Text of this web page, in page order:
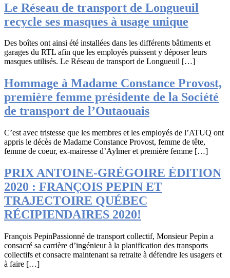
Le Réseau de transport de Longueuil
recycle ses masques à usage unique
Des boîtes ont ainsi été installées dans les différents bâtiments et
garages du RTL afin que les employés puissent y déposer leurs
masques utilisés. Le Réseau de transport de Longueuil […]
Hommage à Madame Constance Provost,
première femme présidente de la Société
de transport de l’Outaouais
C’est avec tristesse que les membres et les employés de l’ATUQ ont
appris le décès de Madame Constance Provost, femme de tête,
femme de coeur, ex-mairesse d’Aylmer et première femme […]
PRIX ANTOINE-GRÉGOIRE ÉDITION
2020 : FRANÇOIS PEPIN ET
TRAJECTOIRE QUÉBEC
RÉCIPIENDAIRES 2020!
François PepinPassionné de transport collectif, Monsieur Pepin a
consacré sa carrière d’ingénieur à la planification des transports
collectifs et consacre maintenant sa retraite à défendre les usagers et
à faire […]